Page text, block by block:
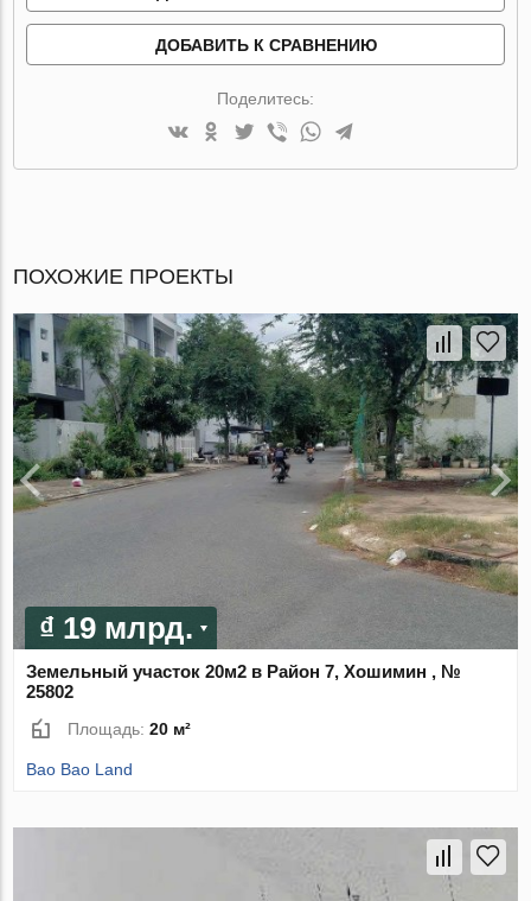
ДОБАВИТЬ К СРАВНЕНИЮ
Поделитесь:
ПОХОЖИЕ ПРОЕКТЫ
₫ 19 млрд.
Земельный участок 20м2 в Район 7, Хошимин , №
25802
Площадь:20 м²
Bao Bao Land